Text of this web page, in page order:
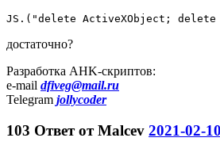
JS.("delete ActiveXObject; delete
достаточно?
Разработка AHK-скриптов:
e-mail dfiveg@mail.ru
Telegram jollycoder
103 Ответ отMalcev 2021-02-